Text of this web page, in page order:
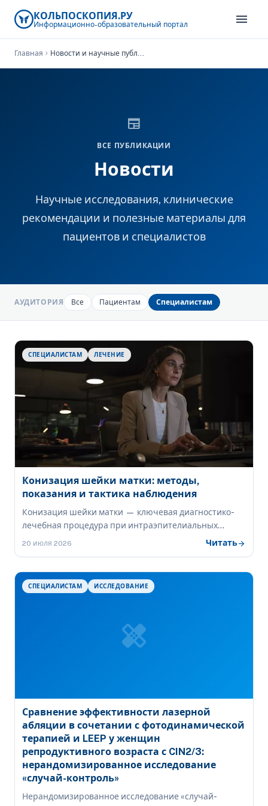
КОЛЬПОСКОПИЯ.РУ
Информационно-образовательный портал menu
Главная chevron_right Новости и научные публикации
newspaper
ВСЕ ПУБЛИКАЦИИ
Новости
Научные исследования, клинические
рекомендации и полезные материалы для
пациентов и специалистов
АУДИТОРИЯ Все Пациентам Специалистам
СПЕЦИАЛИСТАМ ЛЕЧЕНИЕ
Конизация шейки матки: методы,
показания и тактика наблюдения
Конизация шейки матки — ключевая диагностико-
лечебная процедура при интраэпителиальных
поражениях высокой степени (HSIL/CIN 2–3). В статье
послеоперационного наблюдения и влияние на
репродуктивную функцию.
20 июля 2026 Читатьarrow_forward
healing
СПЕЦИАЛИСТАМ ИССЛЕДОВАНИЕ
Сравнение эффективности лазерной
абляции в сочетании с фотодинамической
терапией и LEEP у женщин
репродуктивного возраста с CIN2/3:
нерандомизированное исследование
«случай-контроль»
Нерандомизированное исследование «случай-